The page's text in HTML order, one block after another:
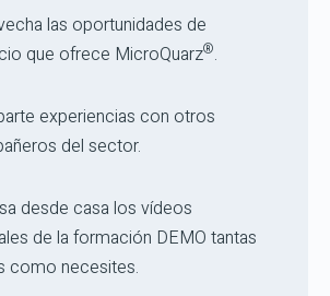
las oportunidades de
que ofrece MicroQuarz®.
experiencias con otros
del sector.
desde casa los vídeos
de la formación DEMO tantas
como necesites.